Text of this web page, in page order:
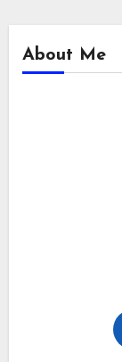
About Me